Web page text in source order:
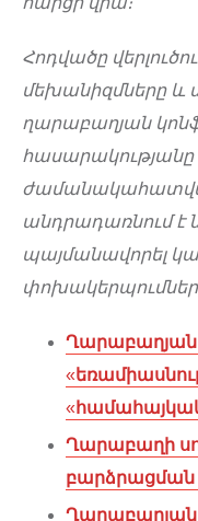
Հոդվածը
մեխանիզմները և
ղարաբաղյան
հասարակությանը
անդրադառնում է
պայմանավորել
Ղարաբաղյան
«
«
Ղարաբաղի
բարձրացման
Ղարաբաղյան